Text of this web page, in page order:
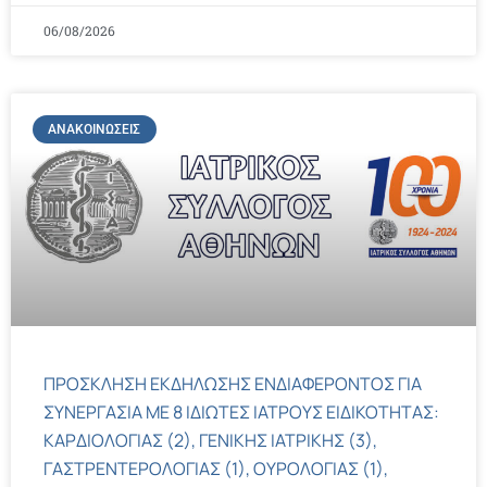
06/08/2026
ΑΝΑΚΟΙΝΏΣΕΙΣ
ΠΡΟΣΚΛΗΣΗ ΕΚΔΗΛΩΣΗΣ ΕΝΔΙΑΦΕΡΟΝΤΟΣ ΓΙΑ
ΣΥΝΕΡΓΑΣΙΑ ΜΕ 8 ΙΔΙΩΤΕΣ ΙΑΤΡΟΥΣ ΕΙΔΙΚΟΤΗΤΑΣ:
ΚΑΡΔΙΟΛΟΓΙΑΣ (2), ΓΕΝΙΚΗΣ ΙΑΤΡΙΚΗΣ (3),
ΓΑΣΤΡΕΝΤΕΡΟΛΟΓΙΑΣ (1), ΟΥΡΟΛΟΓΙΑΣ (1),